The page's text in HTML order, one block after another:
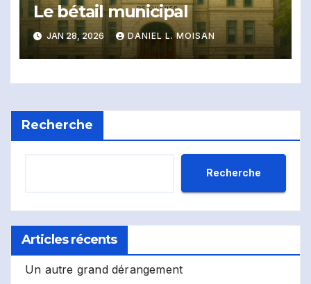
Le bétail municipal
JAN 28, 2026 DANIEL L. MOISAN
Recherche
Recherche
Articles récents
Un autre grand dérangement